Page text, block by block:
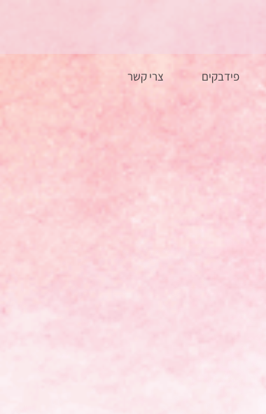
פידבקים צרי קשר